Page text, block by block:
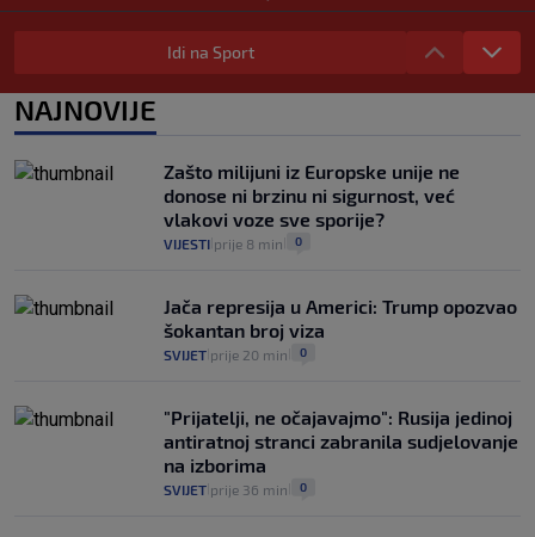
Iz Hrvatske u Italiju može se i preko
mora. Provjerili smo brodske linije i
2
rajčica košta deset eura: "Nećete ih
vidjeti na akcijama u trgovinama"
8
Idi na Sport
NAJNOVIJE
Zašto milijuni iz Europske unije ne
donose ni brzinu ni sigurnost, već
vlakovi voze sve sporije?
VIJESTI prije 8 min 0
Jača represija u Americi: Trump opozvao
šokantan broj viza
SVIJET prije 20 min 0
"Prijatelji, ne očajavajmo": Rusija jedinoj
antiratnoj stranci zabranila sudjelovanje
na izborima
SVIJET prije 36 min 0